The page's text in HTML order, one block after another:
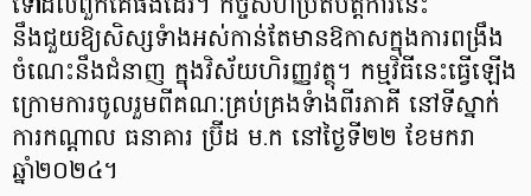
ទៅដល់ពួកគេផងដែរ។ កិច្ចសហប្រតិបត្តិការនេះ
នឹងជួយឱ្យសិស្សទំាងអស់កាន់តែមានឱកាសក្នុងការពង្រឹង
ចំណេះនឹងជំនាញ ក្នុងវិស័យហិរញ្ញវត្ថុ។ កម្មវិធីនេះធ្វើឡើង
ក្រោមការចូលរួមពីគណៈគ្រប់គ្រងទំាងពីរភាគី នៅទីស្នាក់
ការកណ្តាល ធនាគារ ប្រ៊ីដ ម.ក នៅថ្ងៃទី២២ ខែមករា
ឆ្នាំ២០២៤។